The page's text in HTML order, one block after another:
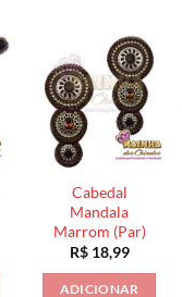
Cabedal
Mandala
Marrom (Par)
R$18,99
ADICIONAR